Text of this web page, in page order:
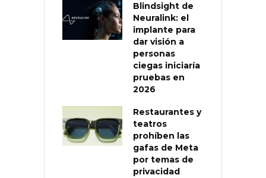
Blindsight de
Neuralink: el
implante para
dar visión a
personas
ciegas iniciaría
pruebas en
2026
Restaurantes y
teatros
prohíben las
gafas de Meta
por temas de
privacidad